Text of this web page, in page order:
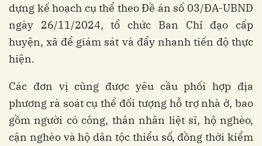
dựng kế hoạch cụ thể theo Đề án số 03/ĐA-UBND
ngày 26/11/2024, tổ chức Ban Chỉ đạo cấp
huyện, xã để giám sát và đẩy nhanh tiến độ thực
hiện.
Các đơn vị cũng được yêu cầu phối hợp địa
phương rà soát cụ thể đối tượng hỗ trợ nhà ở, bao
gồm người có công, thân nhân liệt sĩ, hộ nghèo,
cận nghèo và hộ dân tộc thiểu số, đồng thời kiểm